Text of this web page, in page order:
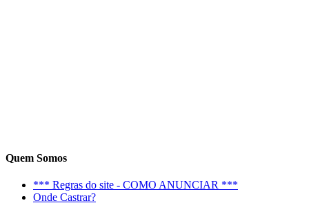
Quem Somos
*** Regras do site - COMO ANUNCIAR ***
Onde Castrar?